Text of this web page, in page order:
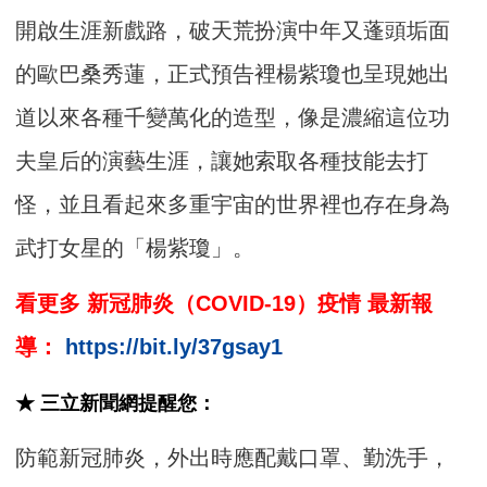
開啟生涯新戲路，破天荒扮演中年又蓬頭垢面
的歐巴桑秀蓮，正式預告裡楊紫瓊也呈現她出
道以來各種千變萬化的造型，像是濃縮這位功
夫皇后的演藝生涯，讓她索取各種技能去打
怪，並且看起來多重宇宙的世界裡也存在身為
武打女星的「楊紫瓊」。
看更多 新冠肺炎（COVID-19）疫情 最新報
導：
https://bit.ly/37gsay1
★ 三立新聞網提醒您：
防範新冠肺炎，外出時應配戴口罩、勤洗手，